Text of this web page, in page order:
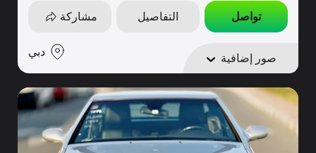
تواصل التفاصيل مشاركة
صور إضافية دبي